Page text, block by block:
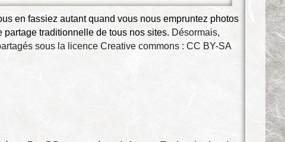
en fassiez autant quand vous nous empruntez photos
traditionnelle de tous nos sites. Désormais,
sous la licence Creative commons : CC BY-SA